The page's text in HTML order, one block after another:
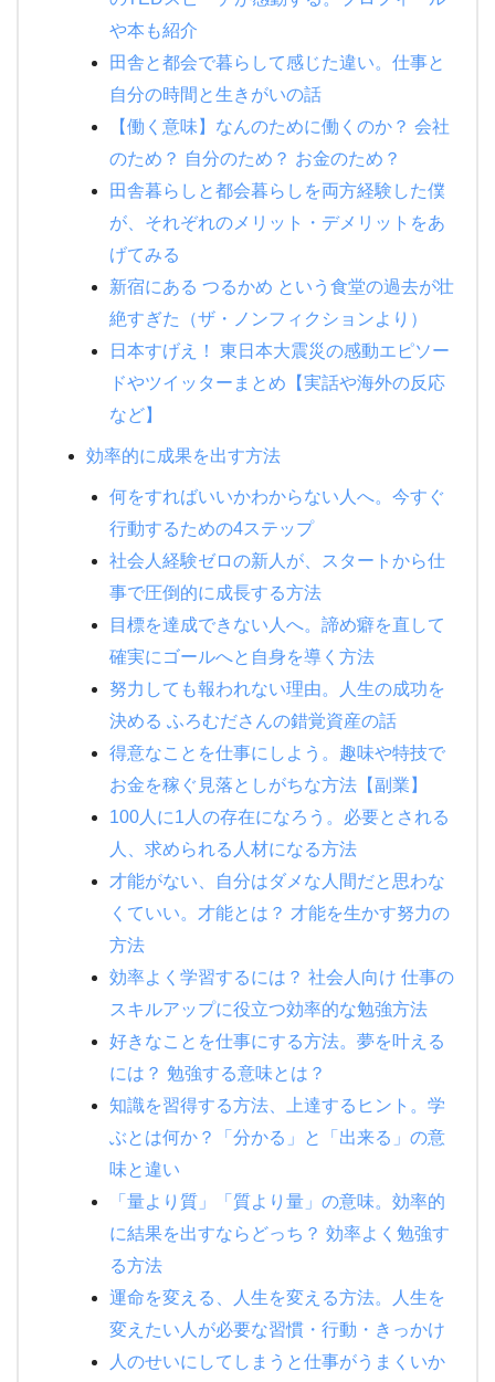
や本も紹介
田舎と都会で暮らして感じた違い。仕事と
自分の時間と生きがいの話
【働く意味】なんのために働くのか？ 会社
のため？ 自分のため？ お金のため？
田舎暮らしと都会暮らしを両方経験した僕
が、それぞれのメリット・デメリットをあ
げてみる
新宿にある つるかめ という食堂の過去が壮
絶すぎた（ザ・ノンフィクションより）
日本すげえ！ 東日本大震災の感動エピソー
ドやツイッターまとめ【実話や海外の反応
など】
効率的に成果を出す方法
何をすればいいかわからない人へ。今すぐ
行動するための4ステップ
社会人経験ゼロの新人が、スタートから仕
事で圧倒的に成長する方法
目標を達成できない人へ。諦め癖を直して
確実にゴールへと自身を導く方法
努力しても報われない理由。人生の成功を
決める ふろむださんの錯覚資産の話
得意なことを仕事にしよう。趣味や特技で
お金を稼ぐ見落としがちな方法【副業】
100人に1人の存在になろう。必要とされる
人、求められる人材になる方法
才能がない、自分はダメな人間だと思わな
くていい。才能とは？ 才能を生かす努力の
方法
効率よく学習するには？ 社会人向け 仕事の
スキルアップに役立つ効率的な勉強方法
好きなことを仕事にする方法。夢を叶える
には？ 勉強する意味とは？
知識を習得する方法、上達するヒント。学
ぶとは何か？「分かる」と「出来る」の意
味と違い
「量より質」「質より量」の意味。効率的
に結果を出すならどっち？ 効率よく勉強す
る方法
運命を変える、人生を変える方法。人生を
変えたい人が必要な習慣・行動・きっかけ
人のせいにしてしまうと仕事がうまくいか